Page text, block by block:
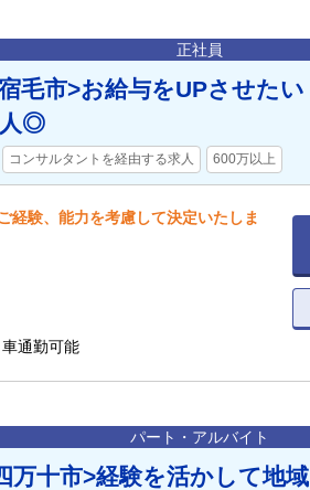
正社員
毛市>お給与をUPさせたい
人◎
コンサルタントを経由する求人 600万以上
験、能力を考慮して決定いたしま
通勤可能
パート・アルバイト
万十市>経験を活かして地域